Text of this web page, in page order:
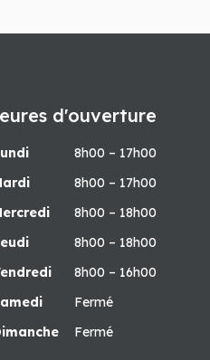
d'ouverture
8h00 – 17h00
8h00 – 17h00
8h00 – 18h00
8h00 – 18h00
8h00 – 16h00
Fermé
Fermé